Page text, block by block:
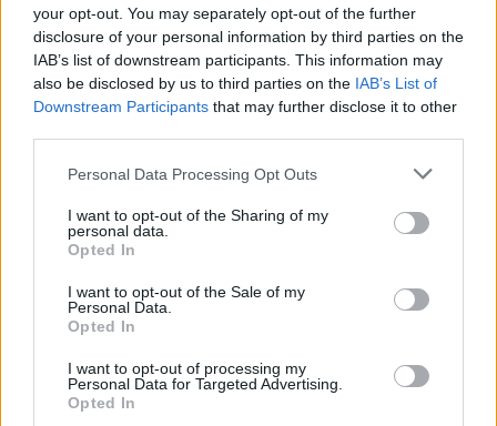
your opt-out. You may separately opt-out of the further
disclosure of your personal information by third parties on the
IAB’s list of downstream participants. This information may
also be disclosed by us to third parties on the IAB’s List of
Downstream Participants that may further disclose it to other
Please note that this website/app uses one or more Google
not limited to your visit or usage behaviour. You may click to
grant or deny consent to Google and its third-party tags to
use your data for below specified purposes in below Google
consent section.
Personal Data Processing Opt Outs
I want to opt-out of the Sharing of my
personal data.
Opted In
I want to opt-out of the Sale of my
Personal Data.
Opted In
I want to opt-out of processing my
Personal Data for Targeted Advertising.
Opted In
Az addon-takarítással együtt a Blizzard bejelentette,
hogy átfésülik a kasztokat és kivágnak belőlük minden
felesleges játékelemet. Nem terveznek hatalmas
egyszerűsítéseket (már csak azért sem, mert a Midnight
rengeteg új talentet és képességet hoz majd), de minden
alkasztnak vannak felesleges apróságai, melyektől ideje
Mindez az előzménysztori azt hivatott elmagyarázni
nektek, hogy miért is lázonganak épp a World of
"egyszerűsítésként" értelmezik, és rettegnek attól, hogy
egy csiszoltabb faék lesz a World of Warcraftból, és